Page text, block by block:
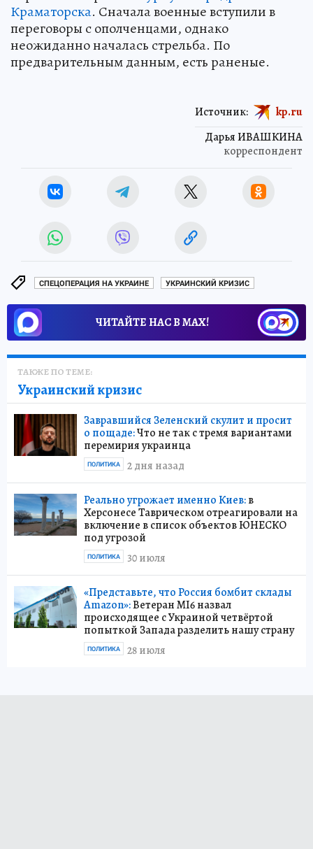
Краматорска. Сначала военные вступили в
переговоры с ополченцами, однако
неожиданно началась стрельба. По
предварительным данным, есть раненые.
Дарья ИВАШКИНА
корреспондент
Источник: kp.ru
СПЕЦОПЕРАЦИЯ НА УКРАИНЕ УКРАИНСКИЙ КРИЗИС
ЧИТАЙТЕ НАС В МАХ!
ТАКЖЕ ПО ТЕМЕ:
Украинский кризис
Завравшийся Зеленский скулит и просит
о пощаде:Что не так с тремя вариантами
перемирия украинца
2 дня назад
ПОЛИТИКА
Реально угрожает именно Киев:в
Херсонесе Таврическом отреагировали на
включение в список объектов ЮНЕСКО
под угрозой
30 июля
ПОЛИТИКА
«Представьте, что Россия бомбит склады
Amazon»:Ветеран MI6 назвал
происходящее с Украиной четвёртой
попыткой Запада разделить нашу страну
28 июля
ПОЛИТИКА